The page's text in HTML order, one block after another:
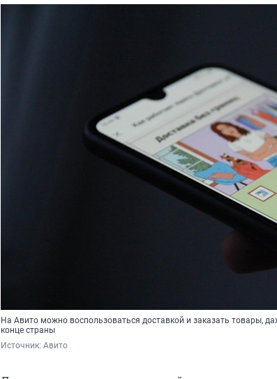
На Авито можно воспользоваться доставкой и заказать товары,
конце страны
Источник: Авито